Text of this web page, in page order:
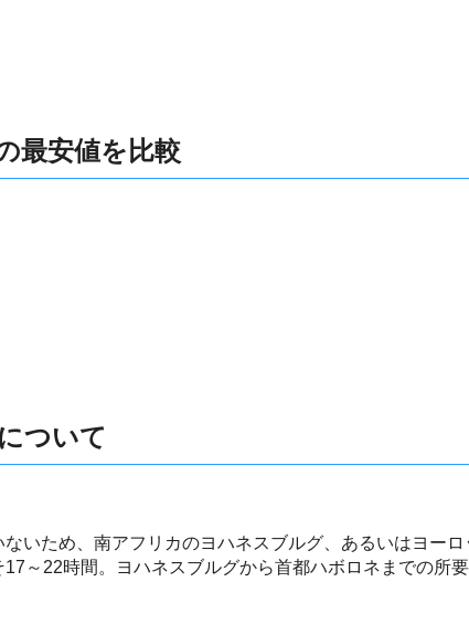
最安値を比較
ついて
いため、南アフリカのヨハネスブルグ、あるいはヨー
～22時間。ヨハネスブルグから首都ハボロネまでの所